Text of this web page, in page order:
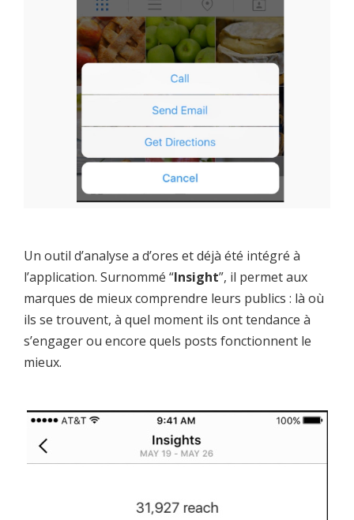
Un outil d’analyse a d’ores et déjà été intégré à
l’application. Surnommé “Insight”, il permet aux
marques de mieux comprendre leurs publics : là où
ils se trouvent, à quel moment ils ont tendance à
s’engager ou encore quels posts fonctionnent le
mieux.